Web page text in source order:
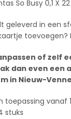
So Busy 0,1 X
geleverd in een
toevoegen?
of zelf
dan even een
in Nieuw-
toepassing vanaf
stuks